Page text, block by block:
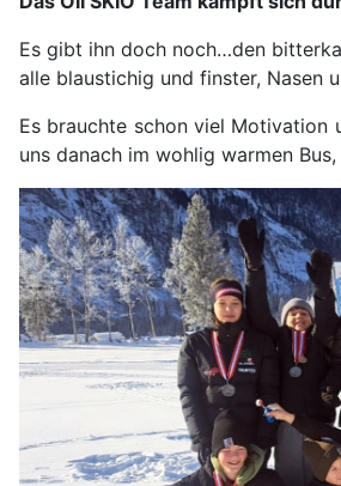
Es gibt ihn doch noch…den
alle blaustichig und finster, Nasen
Es brauchte schon viel Motivation
uns danach im wohlig warmen